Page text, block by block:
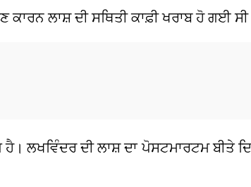
ਕਾਰਨ ਲਾਸ਼ ਦੀ ਸਥਿਤੀ ਕਾਫ਼ੀ ਖਰਾਬ ਹੋ ਗਈ
ਲਖਵਿੰਦਰ ਦੀ ਲਾਸ਼ ਦਾ ਪੋਸਟਮਾਰਟਮ ਬੀਤੇ